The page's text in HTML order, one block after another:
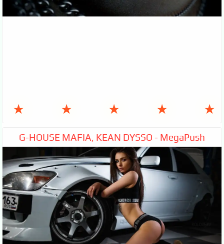
★ ★ ★ ★ ★
G-HOUSE MAFIA, KEAN DYSSO - MegaPush